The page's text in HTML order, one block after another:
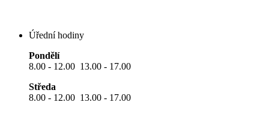
Úřední hodiny
Pondělí
8.00 - 12.00 13.00 - 17.00
Středa
8.00 - 12.00 13.00 - 17.00